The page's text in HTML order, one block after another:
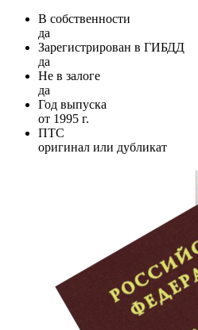
В собственности
да
Зарегистрирован в ГИБДД
да
Не в залоге
да
Год выпуска
от 1995 г.
ПТС
оригинал или дубликат